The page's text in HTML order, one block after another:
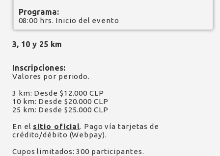
Programa:
08:00 hrs. Inicio del evento
3, 10 y 25 km
Inscripciones:
Valores por periodo.
3 km: Desde $12.000 CLP
10 km: Desde $20.000 CLP
25 km: Desde $25.000 CLP
En el sitio oficial. Pago vía tarjetas de
crédito/débito (Webpay).
Cupos limitados: 300 participantes.